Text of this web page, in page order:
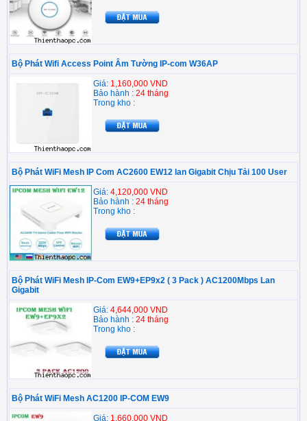
Bộ Phát Wifi Access Point Âm Tường IP-com W36AP
Giá: 1,160,000 VND
Bảo hành : 24 tháng
Trong kho :
Bộ Phát WiFi Mesh IP Com AC2600 EW12 lan Gigabit Chịu Tải 100 User
Giá: 4,120,000 VND
Bảo hành : 24 tháng
Trong kho :
Bộ Phát WiFi Mesh IP-Com EW9+EP9x2 ( 3 Pack ) AC1200Mbps Lan
Gigabit
Giá: 4,644,000 VND
Bảo hành : 24 tháng
Trong kho :
Bộ Phát WiFi Mesh AC1200 IP-COM EW9
Giá: 1,660,000 VND